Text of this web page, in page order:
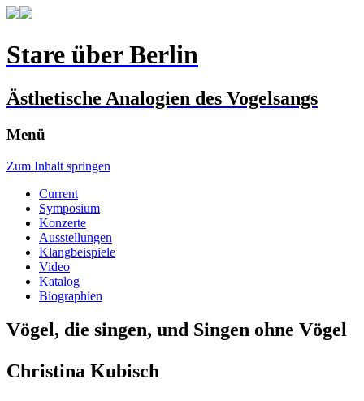
Stare über Berlin
Ästhetische Analogien des Vogelsangs
Menü
Zum Inhalt springen
Current
Symposium
Konzerte
Ausstellungen
Klangbeispiele
Video
Katalog
Biographien
Vögel, die singen, und Singen ohne Vögel
Christina Kubisch